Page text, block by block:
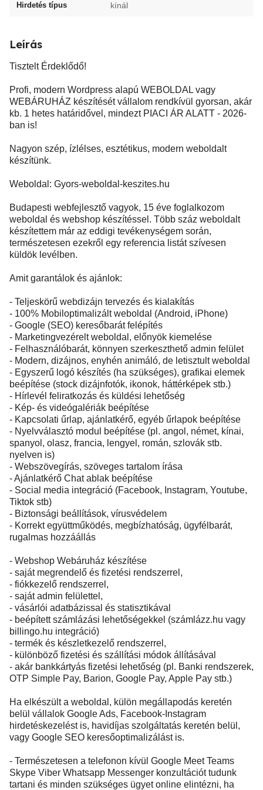
Hirdetés típus kínál
Leírás
Tisztelt Érdeklődő!
Profi, modern Wordpress alapú WEBOLDAL vagy
WEBÁRUHÁZ készítését vállalom rendkívül gyorsan, akár
kb. 1 hetes határidővel, mindezt PIACI ÁR ALATT - 2026-
ban is!
Nagyon szép, ízlélses, esztétikus, modern weboldalt
készítünk.
Weboldal: Gyors-weboldal-keszites.hu
Budapesti webfejlesztő vagyok, 15 éve foglalkozom
weboldal és webshop készítéssel. Több száz weboldalt
készítettem már az eddigi tevékenységem során,
természetesen ezekről egy referencia listát szívesen
küldök levélben.
Amit garantálok és ajánlok:
- Teljeskörű webdizájn tervezés és kialakítás
- 100% Mobiloptimalizált weboldal (Android, iPhone)
- Google (SEO) keresőbarát felépítés
- Marketingvezérelt weboldal, előnyök kiemelése
- Felhasználóbarát, könnyen szerkeszthető admin felület
- Modern, dizájnos, enyhén animáló, de letisztult weboldal
- Egyszerű logó készítés (ha szükséges), grafikai elemek
beépítése (stock dizájnfotók, ikonok, háttérképek stb.)
- Hírlevél feliratkozás és küldési lehetőség
- Kép- és videógalériák beépítése
- Kapcsolati űrlap, ajánlatkérő, egyéb űrlapok beépítése
- Nyelvválasztó modul beépítése (pl. angol, német, kínai,
spanyol, olasz, francia, lengyel, román, szlovák stb.
nyelven is)
- Webszövegírás, szöveges tartalom írása
- Ajánlatkérő Chat ablak beépítése
- Social media integráció (Facebook, Instagram, Youtube,
Tiktok stb)
- Biztonsági beállítások, vírusvédelem
- Korrekt együttműködés, megbízhatóság, ügyfélbarát,
rugalmas hozzáállás
- Webshop Webáruház készítése
- saját megrendelő és fizetési rendszerrel,
- fiókkezelő rendszerrel,
- saját admin felülettel,
- vásárlói adatbázissal és statisztikával
- beépített számlázási lehetőségekkel (számlázz.hu vagy
billingo.hu integráció)
- termék és készletkezelő rendszerrel,
- különböző fizetési és szállítási módok állításával
- akár bankkártyás fizetési lehetőség (pl. Banki rendszerek,
OTP Simple Pay, Barion, Google Pay, Apple Pay stb.)
Ha elkészült a weboldal, külön megállapodás keretén
belül vállalok Google Ads, Facebook-Instagram
hirdetéskezelést is, havidíjas szolgáltatás keretén belül,
vagy Google SEO keresőoptimalizálást is.
- Természetesen a telefonon kívül Google Meet Teams
Skype Viber Whatsapp Messenger konzultációt tudunk
tartani és minden szükséges ügyet online elintézni, ha